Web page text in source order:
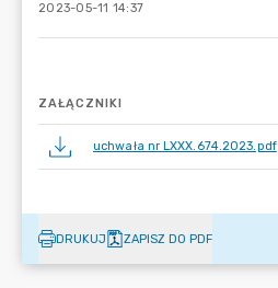
2023-05-11 14:37
ZAŁĄCZNIKI
uchwała nr LXXX.674.2023.pdf
DRUKUJ ZAPISZ DO PDF